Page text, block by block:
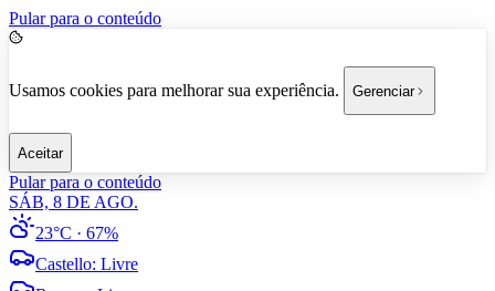
Pular para o conteúdo
Usamos cookies para melhorar sua experiência. Gerenciar
Aceitar
Pular para o conteúdo
SÁB, 8 DE AGO.
23°C · 67%
Castello: Livre